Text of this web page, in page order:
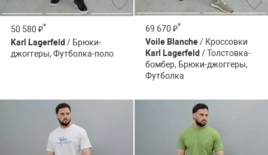
50 580 ₽*
Karl Lagerfeld / Брюки-
джоггеры, Футболка-поло
69 670 ₽*
Voile Blanche/ Кроссовки
Karl Lagerfeld / Толстовка-
бомбер, Брюки-джоггеры,
Футболка